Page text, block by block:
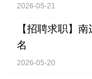
2026-05-21
【招聘求职】 南
名
2026-05-20